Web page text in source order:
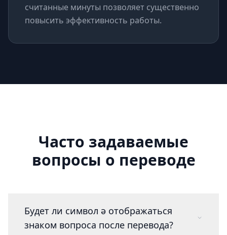
считанные минуты позволяет существенно
повысить эффективность работы.
Часто задаваемые
вопросы о переводе
Будет ли символ ə отображаться
знаком вопроса после перевода?